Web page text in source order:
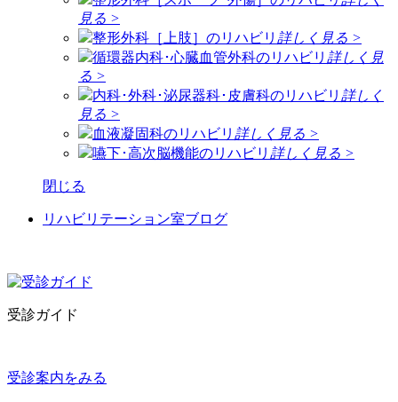
見る >
整形外科［上肢］のリハビリ 詳しく見る >
循環器内科･心臓血管外科のリハビリ 詳しく見
る >
内科･外科･泌尿器科･皮膚科のリハビリ 詳しく
見る >
血液凝固科のリハビリ 詳しく見る >
嚥下･高次脳機能のリハビリ 詳しく見る >
閉じる
リハビリテーション室ブログ
受診ガイド
受診案内をみる